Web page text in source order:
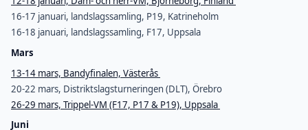
16-17 januari, landslagssamling, P19, Katrineholm
16-18 januari, landslagssamling, F17, Uppsala
Mars
13-14 mars, Bandyfinalen, Västerås
20-22 mars, Distriktslagsturneringen (DLT), Örebro
26-29 mars, Trippel-VM (F17, P17 & P19), Uppsala
Juni